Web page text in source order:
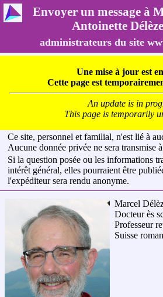
Envoyer un message à
Antoinette
administrateurs du site
Une mise à jour est
Cette page est
An update is in
This page is temporarily
Ce site, personnel et familial, n'est lié à
Aucune donnée privée ne sera transmise
Si la question posée ou les informations
intérêt général, elles pourraient être
l'expéditeur sera rendu anonyme.
Marcel
Docteur ès
Professeur
Suisse